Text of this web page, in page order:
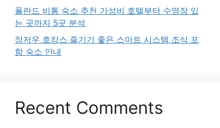
폴란드 비톰 숙소 추천 가성비 호텔부터 수영장 있
는 곳까지 5곳 분석
정저우 호캉스 즐기기 좋은 스마트 시스템 조식 포
함 숙소 안내
Recent Comments